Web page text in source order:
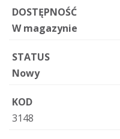
DOSTĘPNOŚĆ
W magazynie
STATUS
Nowy
KOD
3148